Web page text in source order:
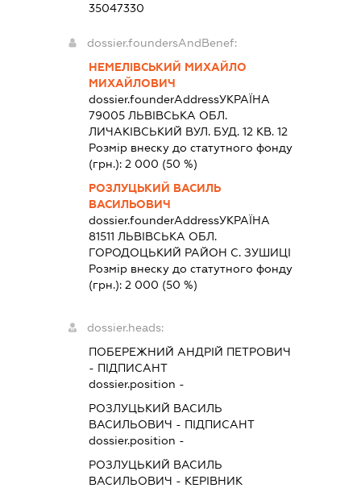
35047330
dossier.foundersAndBenef:
НЕМЕЛІВСЬКИЙ МИХАЙЛО
МИХАЙЛОВИЧ
dossier.founderAddressУКРАЇНА
79005 ЛЬВIВСЬКА ОБЛ.
ЛИЧАКІВСЬКИЙ ВУЛ. БУД. 12 КВ. 12
Розмір внеску до статутного фонду
(грн.): 2 000 (50 %)
РОЗЛУЦЬКИЙ ВАСИЛЬ
ВАСИЛЬОВИЧ
dossier.founderAddressУКРАЇНА
81511 ЛЬВIВСЬКА ОБЛ.
ГОРОДОЦЬКИЙ РАЙОН С. ЗУШИЦІ
Розмір внеску до статутного фонду
(грн.): 2 000 (50 %)
dossier.heads:
ПОБЕРЕЖНИЙ АНДРІЙ ПЕТРОВИЧ
- ПІДПИСАНТ
dossier.position -
РОЗЛУЦЬКИЙ ВАСИЛЬ
ВАСИЛЬОВИЧ - ПІДПИСАНТ
dossier.position -
РОЗЛУЦЬКИЙ ВАСИЛЬ
ВАСИЛЬОВИЧ - КЕРІВНИК